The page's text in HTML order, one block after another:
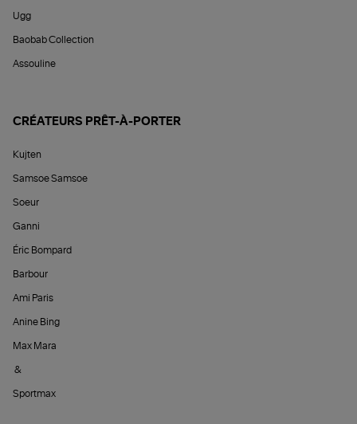
Ugg
Baobab Collection
Assouline
CRÉATEURS PRÊT-À-PORTER
Kujten
Samsoe Samsoe
Soeur
Ganni
Éric Bompard
Barbour
Ami Paris
Anine Bing
Max Mara
&
Sportmax